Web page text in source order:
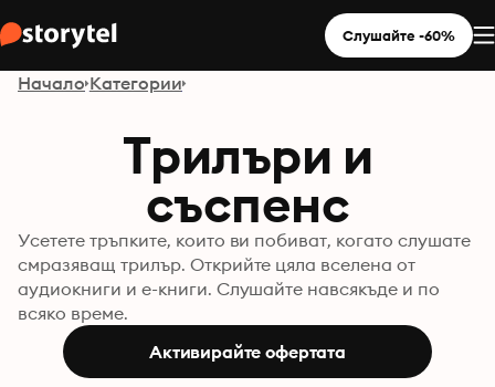
Слушайте -60%
Начало Категории
Трилъри и
съспенс
Усетете тръпките, които ви побиват, когато слушате
смразяващ трилър. Открийте цяла вселена от
аудиокниги и е-книги. Слушайте навсякъде и по
всяко време.
Активирайте офертата